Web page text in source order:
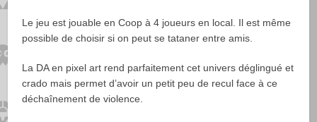
Le jeu est jouable en Coop à 4 joueurs en local. Il est même
possible de choisir si on peut se tataner entre amis.
La DA en pixel art rend parfaitement cet univers déglingué et
crado mais permet d’avoir un petit peu de recul face à ce
déchaînement de violence.